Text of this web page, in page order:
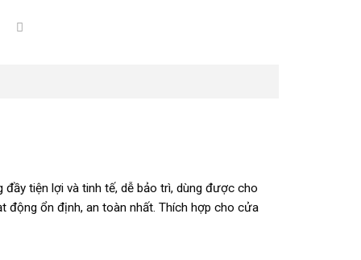
tiện lợi và tinh tế, dễ bảo trì, dùng được cho
động ổn định, an toàn nhất. Thích hợp cho cửa